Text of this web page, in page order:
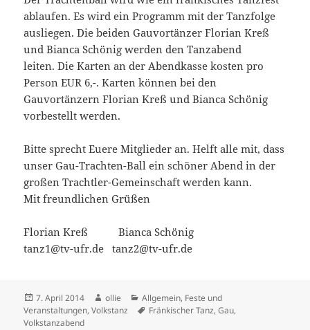
ablaufen. Es wird ein Programm mit der Tanzfolge
ausliegen. Die beiden Gauvortänzer Florian Kreß
und Bianca Schönig werden den Tanzabend
leiten. Die Karten an der Abendkasse kosten pro
Person EUR 6,-. Karten können bei den
Gauvortänzern Florian Kreß und Bianca Schönig
vorbestellt werden.
Bitte sprecht Euere Mitglieder an. Helft alle mit, dass
unser Gau-Trachten-Ball ein schöner Abend in der
großen Trachtler-Gemeinschaft werden kann.
Mit freundlichen Grüßen
Florian Kreß Bianca Schönig
tanz1@tv-ufr.de tanz2@tv-ufr.de
Veröffentlicht
am
7. April 2014 Autor
ollie Kategorien
Allgemein, Feste und
Veranstaltungen,Volkstanz Schlagwörter
Fränkischer Tanz,Gau,
Volkstanzabend